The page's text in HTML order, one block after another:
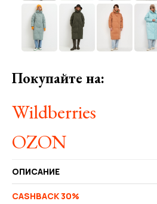
Покупайте на:
Wildberries
OZON
ОПИСАНИЕ
CASHBACK 30%